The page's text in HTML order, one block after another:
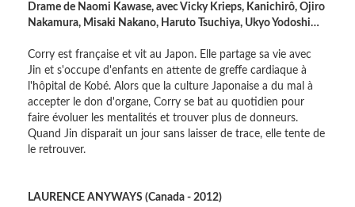
Drame de Naomi Kawase, avec Vicky Krieps, Kanichirô, Ojiro
Nakamura, Misaki Nakano, Haruto Tsuchiya, Ukyo Yodoshi…
Corry est française et vit au Japon. Elle partage sa vie avec
Jin et s'occupe d'enfants en attente de greffe cardiaque à
l'hôpital de Kobé. Alors que la culture Japonaise a du mal à
accepter le don d'organe, Corry se bat au quotidien pour
faire évoluer les mentalités et trouver plus de donneurs.
Quand Jin disparait un jour sans laisser de trace, elle tente de
le retrouver.
LAURENCE ANYWAYS (Canada - 2012)